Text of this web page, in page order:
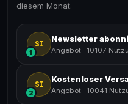
diesem Monat.
SI
1
Newsletter
Angebot · 10107
SI
2
Kostenloser
Angebot · 10041